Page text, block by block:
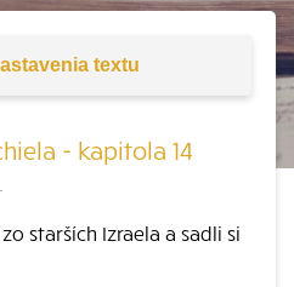
textu
- kapitola 14
starších Izraela a sadli si